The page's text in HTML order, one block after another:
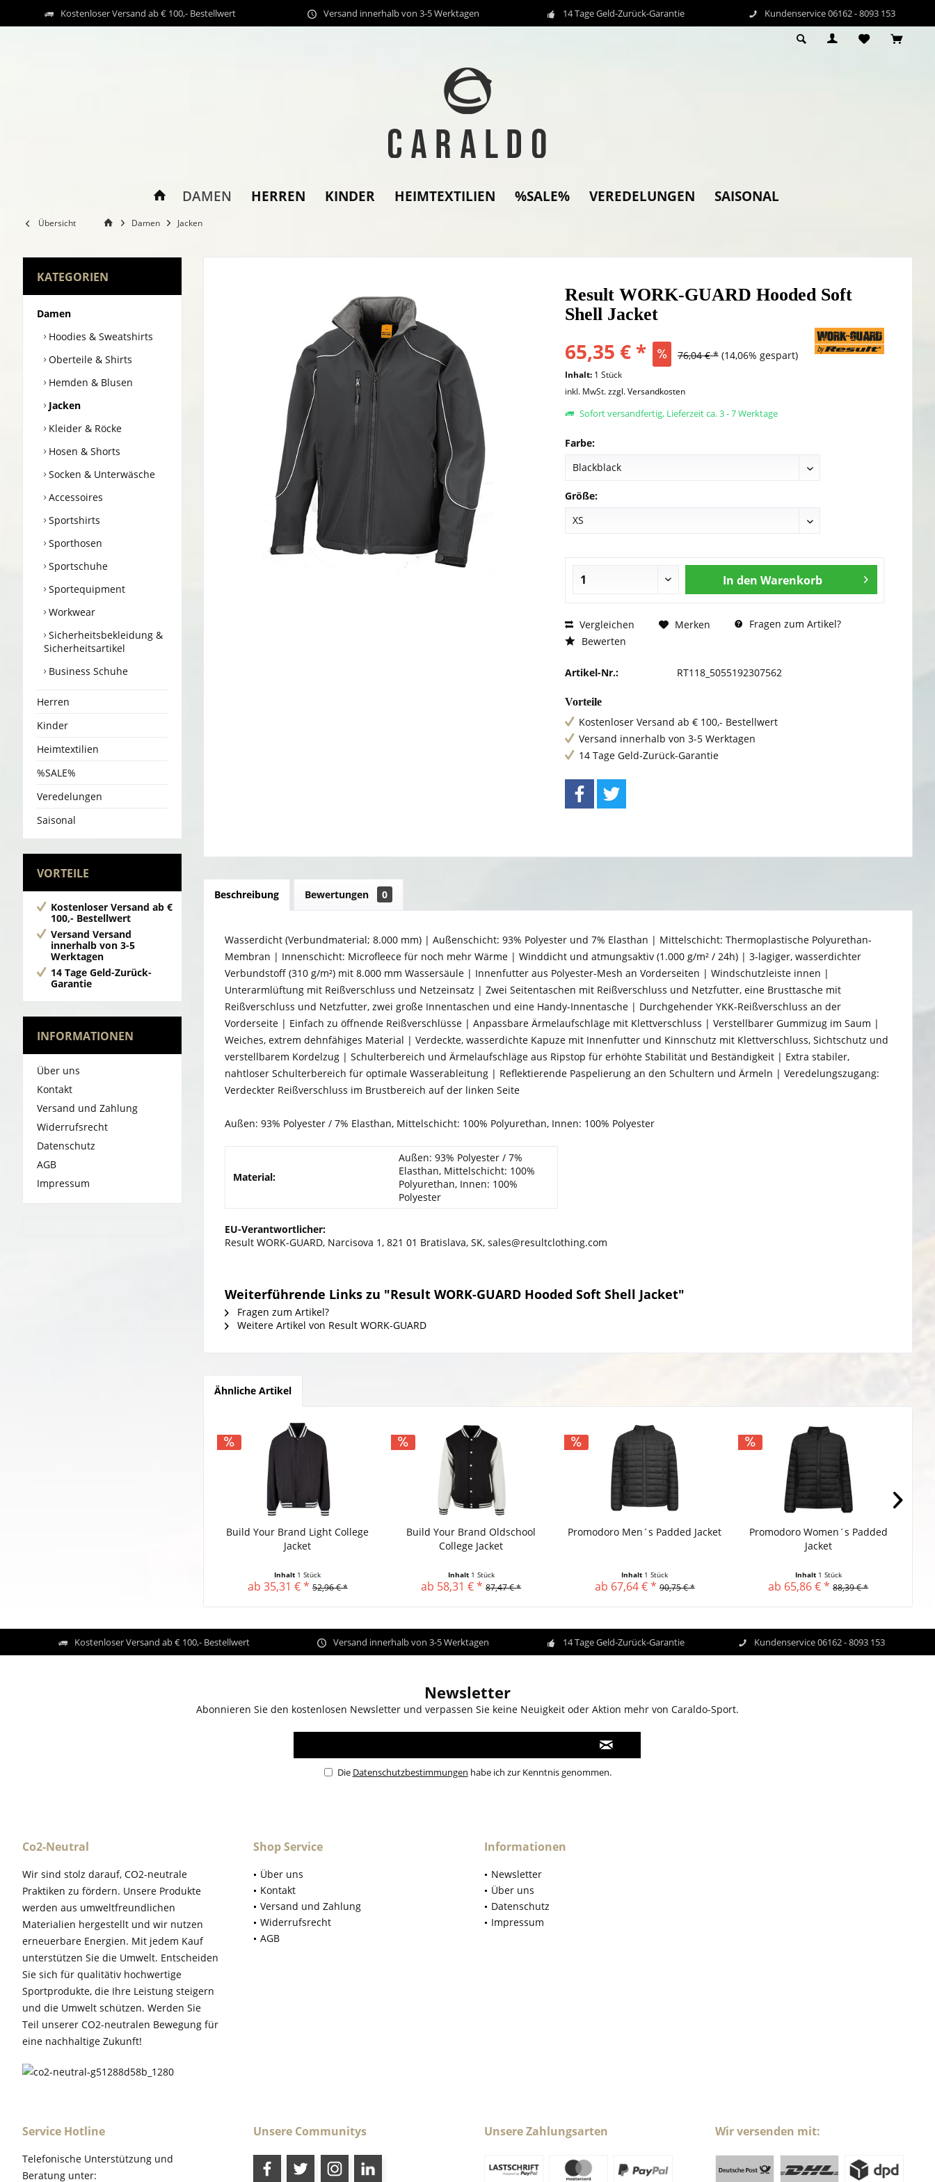
Kostenloser Versand ab € 100,- Bestellwert Versand innerhalb von 3-5 Werktagen 14 Tage Geld-Zurück-Garantie Kundenservice 06162 - 8093 153
DAMEN HERREN KINDER HEIMTEXTILIEN %SALE% VEREDELUNGEN SAISONAL
Übersicht Damen Jacken
KATEGORIEN
Damen
Hoodies & Sweatshirts
Oberteile & Shirts
Hemden & Blusen
Jacken
Kleider & Röcke
Hosen & Shorts
Socken & Unterwäsche
Accessoires
Sportshirts
Sporthosen
Sportschuhe
Sportequipment
Workwear
Sicherheitsbekleidung &
Sicherheitsartikel
Business Schuhe
Herren
Kinder
Heimtextilien
%SALE%
Veredelungen
Saisonal
VORTEILE
Kostenloser Versand ab €
100,- Bestellwert
Versand Versand
innerhalb von 3-5
Werktagen
14 Tage Geld-Zurück-
Garantie
INFORMATIONEN
Über uns
Kontakt
Versand und Zahlung
Widerrufsrecht
Datenschutz
AGB
Impressum
Result WORK-GUARD Hooded Soft
Shell Jacket
65,35 € * 76,04 € * (14,06% gespart)
Inhalt: 1 Stück
inkl. MwSt.zzgl. Versandkosten
Sofort versandfertig, Lieferzeit ca. 3 - 7 Werktage
Farbe:
Größe:
In den Warenkorb
Vergleichen Merken
Fragen zum Artikel?
Bewerten
Artikel-Nr.: RT118_5055192307562
Vorteile
Kostenloser Versand ab € 100,- Bestellwert
Versand innerhalb von 3-5 Werktagen
14 Tage Geld-Zurück-Garantie
Beschreibung Bewertungen 0
Wasserdicht (Verbundmaterial; 8.000 mm) | Außenschicht: 93% Polyester und 7% Elasthan | Mittelschicht: Thermoplastische Polyurethan-
Membran | Innenschicht: Microfleece für noch mehr Wärme | Winddicht und atmungsaktiv (1.000 g/m² / 24h) | 3-lagiger, wasserdichter
Verbundstoff (310 g/m²) mit 8.000 mm Wassersäule | Innenfutter aus Polyester-Mesh an Vorderseiten | Windschutzleiste innen |
Unterarmlüftung mit Reißverschluss und Netzeinsatz | Zwei Seitentaschen mit Reißverschluss und Netzfutter, eine Brusttasche mit
Reißverschluss und Netzfutter, zwei große Innentaschen und eine Handy-Innentasche | Durchgehender YKK-Reißverschluss an der
Vorderseite | Einfach zu öffnende Reißverschlüsse | Anpassbare Ärmelaufschläge mit Klettverschluss | Verstellbarer Gummizug im Saum |
Weiches, extrem dehnfähiges Material | Verdeckte, wasserdichte Kapuze mit Innenfutter und Kinnschutz mit Klettverschluss, Sichtschutz und
verstellbarem Kordelzug | Schulterbereich und Ärmelaufschläge aus Ripstop für erhöhte Stabilität und Beständigkeit | Extra stabiler,
nahtloser Schulterbereich für optimale Wasserableitung | Reflektierende Paspelierung an den Schultern und Ärmeln | Veredelungszugang:
Verdeckter Reißverschluss im Brustbereich auf der linken Seite
Außen: 93% Polyester / 7% Elasthan, Mittelschicht: 100% Polyurethan, Innen: 100% Polyester
Material:
Außen: 93% Polyester / 7%
Elasthan, Mittelschicht: 100%
Polyurethan, Innen: 100%
Polyester
EU-Verantwortlicher:
Result WORK-GUARD, Narcisova 1, 821 01 Bratislava, SK, sales@resultclothing.com
Weiterführende Links zu "Result WORK-GUARD Hooded Soft Shell Jacket"
Fragen zum Artikel?
Weitere Artikel von Result WORK-GUARD
Ähnliche Artikel
Build Your Brand Light College
Jacket
Inhalt 1 Stück
ab 35,31 € * 52,96 € *
Build Your Brand Oldschool
College Jacket
Inhalt 1 Stück
ab 58,31 € * 87,47 € *
Promodoro Men´s Padded Jacket
Inhalt 1 Stück
ab 67,64 € * 90,75 € *
Promodoro Women´s Padded
Jacket
Inhalt 1 Stück
ab 65,86 € * 88,39 € *
Kostenloser Versand ab € 100,- Bestellwert Versand innerhalb von 3-5 Werktagen 14 Tage Geld-Zurück-Garantie Kundenservice 06162 - 8093 153
Newsletter
Abonnieren Sie den kostenlosen Newsletter und verpassen Sie keine Neuigkeit oder Aktion mehr von Caraldo-Sport.
Die Datenschutzbestimmungen habe ich zur Kenntnis genommen.
Co2-Neutral
Wir sind stolz darauf, CO2-neutrale
Praktiken zu fördern. Unsere Produkte
werden aus umweltfreundlichen
Materialien hergestellt und wir nutzen
erneuerbare Energien. Mit jedem Kauf
unterstützen Sie die Umwelt. Entscheiden
Sie sich für qualitätiv hochwertige
Sportprodukte, die Ihre Leistung steigern
und die Umwelt schützen. Werden Sie
Teil unserer CO2-neutralen Bewegung für
eine nachhaltige Zukunft!
Shop Service
Über uns
Kontakt
Versand und Zahlung
Widerrufsrecht
AGB
Informationen
Newsletter
Über uns
Datenschutz
Impressum
Service Hotline
Telefonische Unterstützung und
Beratung unter:
Unsere Communitys Unsere Zahlungsarten Wir versenden mit: